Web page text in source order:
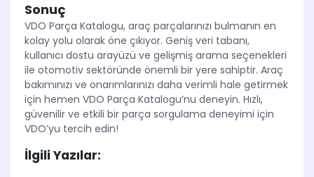
Sonuç
VDO Parça Katalogu, araç parçalarınızı bulmanın en
kolay yolu olarak öne çıkıyor. Geniş veri tabanı,
kullanıcı dostu arayüzü ve gelişmiş arama seçenekleri
ile otomotiv sektöründe önemli bir yere sahiptir. Araç
bakımınızı ve onarımlarınızı daha verimli hale getirmek
için hemen VDO Parça Katalogu’nu deneyin. Hızlı,
güvenilir ve etkili bir parça sorgulama deneyimi için
VDO’yu tercih edin!
İlgili Yazılar: